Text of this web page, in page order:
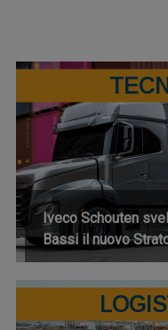
Iveco Schouten
Bassi il nuovo